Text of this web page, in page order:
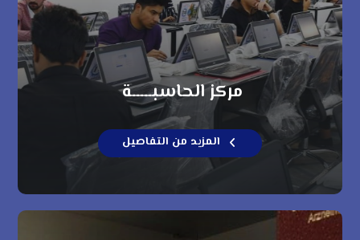
مركز الحاسبـــــة
المزيد من التفاصيل